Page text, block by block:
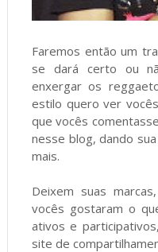
Faremos então um
se dará certo ou
enxergar os
estilo quero ver
que vocês
nesse blog, dando
mais.
Deixem suas
vocês gostaram o
ativos e
site de